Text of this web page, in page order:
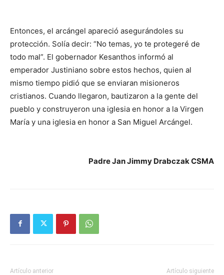
Entonces, el arcángel apareció asegurándoles su
protección. Solía ​​decir: “No temas, yo te protegeré de
todo mal”. El gobernador Kesanthos informó al
emperador Justiniano sobre estos hechos, quien al
mismo tiempo pidió que se enviaran misioneros
cristianos. Cuando llegaron, bautizaron a la gente del
pueblo y construyeron una iglesia en honor a la Virgen
María y una iglesia en honor a San Miguel Arcángel.
Padre Jan Jimmy Drabczak CSMA
Artículo anterior Artículo siguiente